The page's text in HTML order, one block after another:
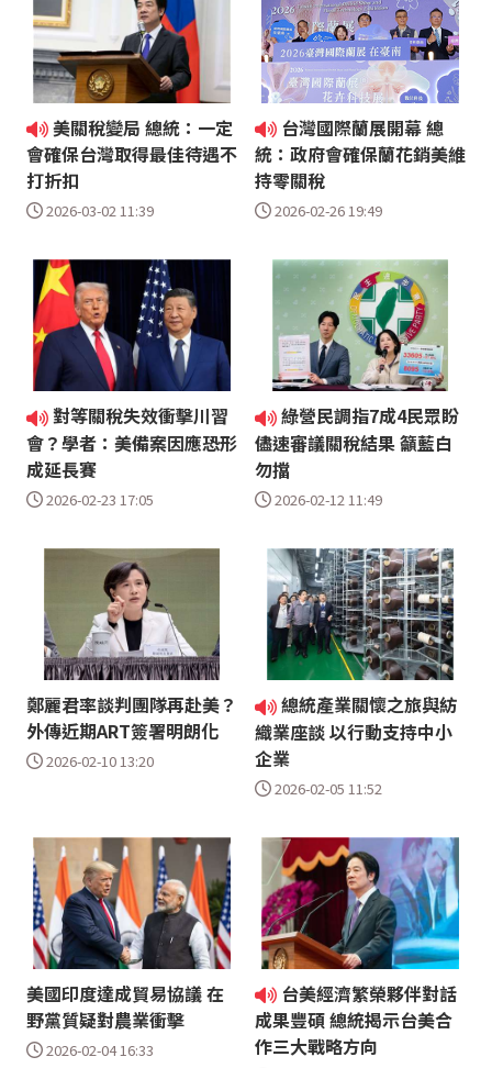
美關稅變局 總統：一定
會確保台灣取得最佳待遇不
打折扣
2026-03-02 11:39
台灣國際蘭展開幕 總
統：政府會確保蘭花銷美維
持零關稅
2026-02-26 19:49
對等關稅失效衝擊川習
會？學者：美備案因應恐形
成延長賽
2026-02-23 17:05
綠營民調指7成4民眾盼
儘速審議關稅結果 籲藍白
勿擋
2026-02-12 11:49
鄭麗君率談判團隊再赴美？
外傳近期ART簽署明朗化
2026-02-10 13:20
總統產業關懷之旅與紡
織業座談 以行動支持中小
企業
2026-02-05 11:52
美國印度達成貿易協議 在
野黨質疑對農業衝擊
2026-02-04 16:33
台美經濟繁榮夥伴對話
成果豐碩 總統揭示台美合
作三大戰略方向